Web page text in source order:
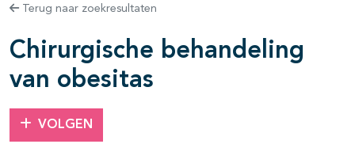
Terug naar zoekresultaten
Chirurgische behandeling
van obesitas
VOLGEN
open- en dichtklappen